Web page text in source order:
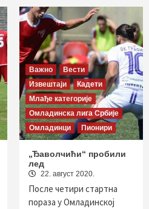
Важно
Вести
Извештаји
Кадети
Млађе категорије
Омладинска лига Србије
Омладинци
Пионири
„Ђаволчићи“ пробили
лед
22. август 2020.
После четири стартна
пораза у Омладинској